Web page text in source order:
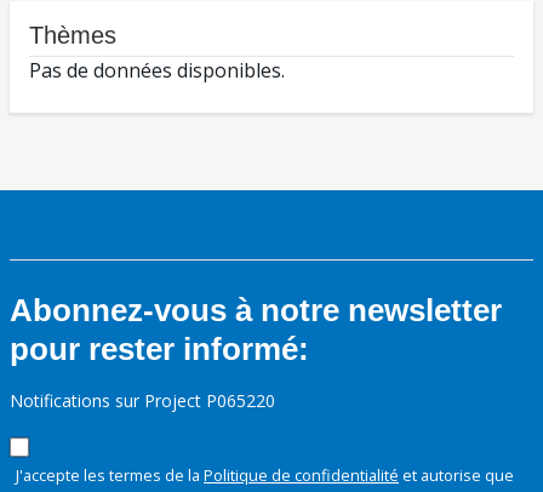
Thèmes
Pas de données disponibles.
Abonnez-vous à notre newsletter
pour rester informé:
Notifications sur Project P065220
J'accepte les termes de la Politique de confidentialité et autorise que